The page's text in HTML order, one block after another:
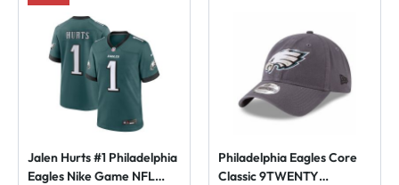
Jalen Hurts #1 Philadelphia
Eagles Nike Game NFL
Philadelphia Eagles Core
Classic 9TWENTY